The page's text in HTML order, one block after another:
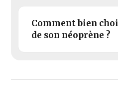
Comment bien
de son néoprène ?